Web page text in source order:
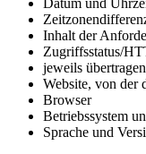
Datum und
Inhalt der
Zugriffsstatus/
jeweils
Website, von der
Browser
Betriebssystem
Sprache und